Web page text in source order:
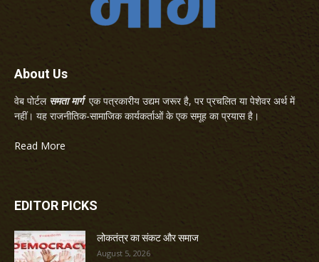
About Us
वेब पोर्टल समता मार्गएक पत्रकारीय उद्यम जरूर है, पर प्रचलित या पेशेवर अर्थ में
नहीं। यह राजनीतिक-सामाजिक कार्यकर्ताओं के एक समूह का प्रयास है।
Read More
EDITOR PICKS
लोकतंत्र का संकट और समाज
August 5, 2026